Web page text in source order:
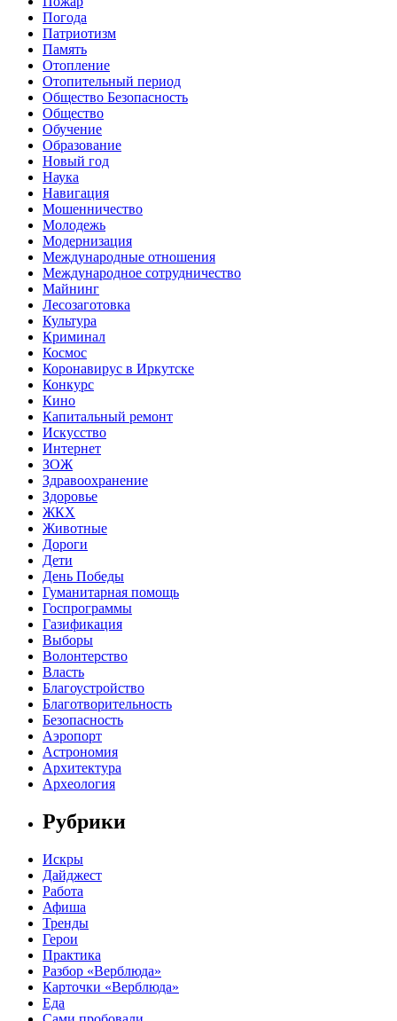
Погода
Патриотизм
Память
Отопление
Отопительный период
Общество Безопасность
Общество
Обучение
Образование
Новый год
Наука
Навигация
Мошенничество
Молодежь
Модернизация
Международные отношения
Международное сотрудничество
Майнинг
Лесозаготовка
Культура
Криминал
Космос
Коронавирус в Иркутске
Конкурс
Кино
Капитальный ремонт
Искусство
Интернет
ЗОЖ
Здравоохранение
Здоровье
ЖКХ
Животные
Дороги
Дети
День Победы
Гуманитарная помощь
Госпрограммы
Газификация
Выборы
Волонтерство
Власть
Благоустройство
Благотворительность
Безопасность
Аэропорт
Астрономия
Архитектура
Археология
Рубрики
Искры
Дайджест
Работа
Афиша
Тренды
Герои
Практика
Разбор «Верблюда»
Карточки «Верблюда»
Еда